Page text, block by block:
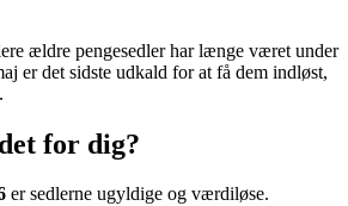
ældre pengesedler har længe været under
er det sidste udkald for at få dem indløst,
for dig?
er sedlerne ugyldige og værdiløse.